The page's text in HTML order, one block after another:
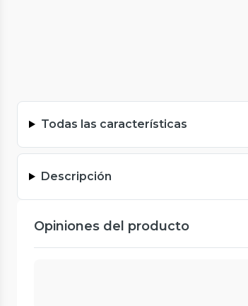
Todas las características
Descripción
Opiniones del producto